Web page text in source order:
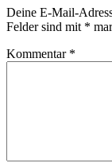
Deine E-Mail-
Felder sind mit *
Kommentar *